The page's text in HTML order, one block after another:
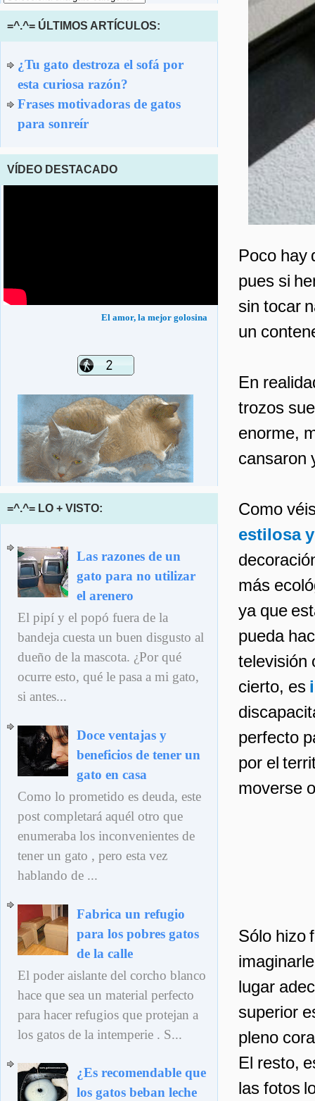
Poco hay
pues si
sin tocar
un
En
trozos
enorme,
cansaron
Como
estilosa
más
ya que
pueda
televisión
cierto, es
perfecto
por el
moverse
Sólo hizo
lugar
superior
pleno
El resto,
las fotos
=^.^= ÚLTIMOS ARTÍCULOS:
¿Tu gato destroza el sofá por
esta curiosa razón?
Frases motivadoras de gatos
para sonreír
VÍDEO DESTACADO
El amor, la mejor golosina
=^.^= LO + VISTO:
Las razones de un
gato para no utilizar
el arenero
El pipí y el popó fuera de la
bandeja cuesta un buen disgusto al
dueño de la mascota. ¿Por qué
ocurre esto, qué le pasa a mi gato,
si antes...
Doce ventajas y
beneficios de tener un
gato en casa
Como lo prometido es deuda, este
post completará aquél otro que
enumeraba los inconvenientes de
tener un gato , pero esta vez
hablando de ...
Fabrica un refugio
para los pobres gatos
de la calle
El poder aislante del corcho blanco
hace que sea un material perfecto
para hacer refugios que protejan a
los gatos de la intemperie . S...
¿Es recomendable que
los gatos beban leche